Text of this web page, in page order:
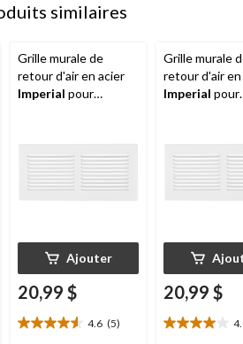
similaires
Grille murale de
retour d'air en acier
Imperial pour
chauffage, blanc, 14 x
6 po
Ajouter
20,99 $
4.6 (5)
4.6
Grille murale
retour d'air en
Imperial pour
chauffage,
8 po
20,99 $
4.0